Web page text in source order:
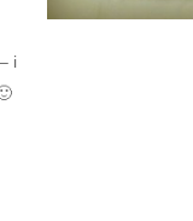
– i